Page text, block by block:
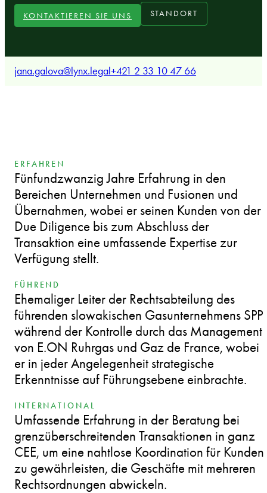
KONTAKTIEREN SIE UNS STANDORT
jana.galova@lynx.legal+421 2 33 10 47 66
ERFAHREN
Fünfundzwanzig Jahre Erfahrung in den
Bereichen Unternehmen und Fusionen und
Übernahmen, wobei er seinen Kunden von der
Due Diligence bis zum Abschluss der
Transaktion eine umfassende Expertise zur
Verfügung stellt.
FÜHREND
Ehemaliger Leiter der Rechtsabteilung des
führenden slowakischen Gasunternehmens SPP
während der Kontrolle durch das Management
von E.ON Ruhrgas und Gaz de France, wobei
er in jeder Angelegenheit strategische
Erkenntnisse auf Führungsebene einbrachte.
INTERNATIONAL
Umfassende Erfahrung in der Beratung bei
grenzüberschreitenden Transaktionen in ganz
CEE, um eine nahtlose Koordination für Kunden
zu gewährleisten, die Geschäfte mit mehreren
Rechtsordnungen abwickeln.